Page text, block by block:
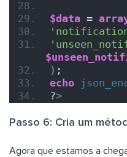
$data =
) ;
echo
?>
Passo 6: Cria um
Agora que estamos a